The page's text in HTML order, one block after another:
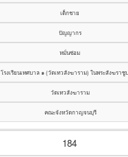
เด็กชาย
ปัญญากร
หมั่นซ่อม
โรงเรียนเทศบาล ๑ (วัดเทวสังฆาราม) ในพระสังฆราชู
วัดเทวสังฆาราม
คณะจังหวัดกาญจนบุรี
184